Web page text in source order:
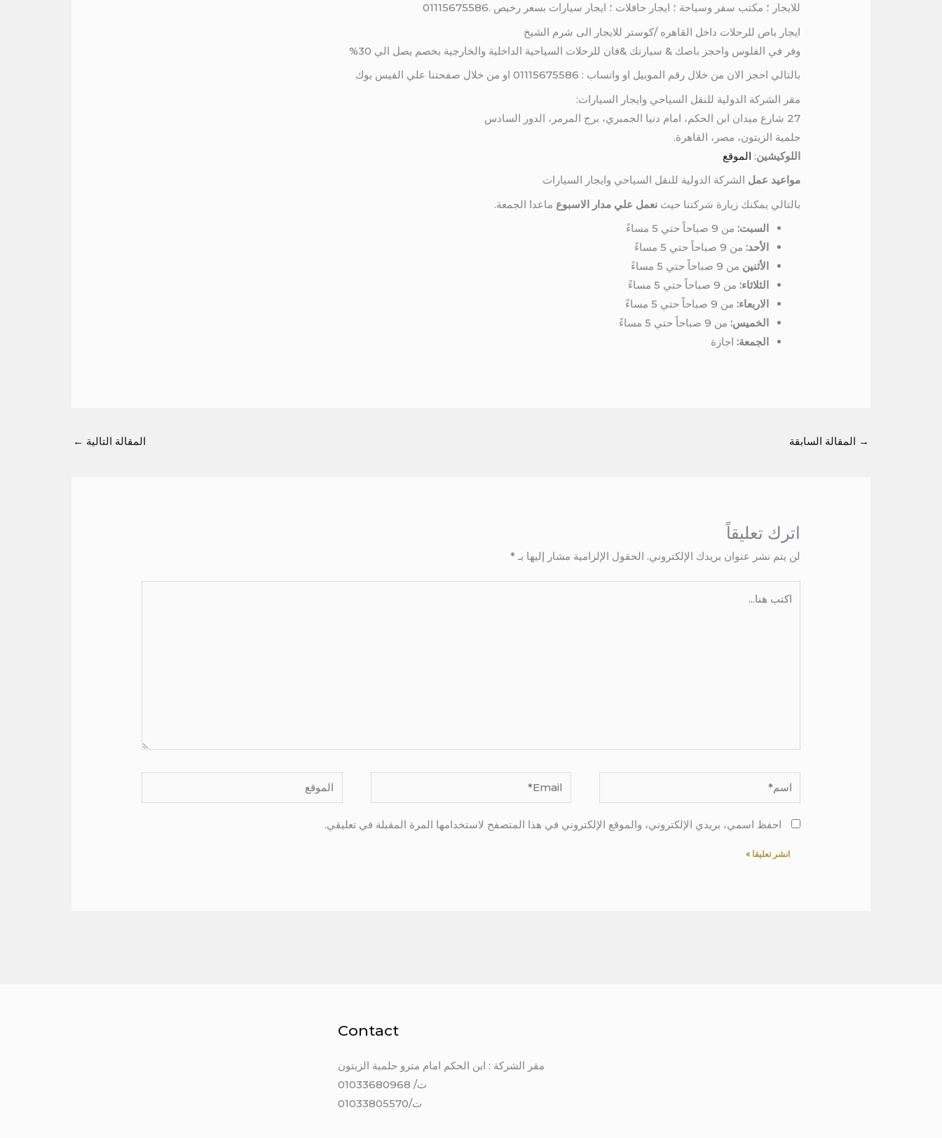
للايجار ؛ مكتب سفر وسياحة ؛ ايجار حافلات ؛ ايجار سيارات بسعر رخيص .01115675586
ايجار باص للرحلات داخل القاهره /كوستر للايجار الى شرم الشيخ
وفر في الفلوس واحجز باصك & سيارتك &فان للرحلات السياحية الداخلية والخارجية بخصم يصل الي 30%
بالتالي احجز الان من خلال رقم الموبيل او واتساب : 01115675586 او من خلال صفحتنا علي الفيس بوك
مقر الشركة الدولية للنقل السياحي وايجار السيارات:
27 شارع ميدان ابن الحكم، امام دنيا الجمبري، برج المرمر، الدور السادس
حلمية الزيتون، مصر، القاهرة.
اللوكيشين: الموقع
مواعيد عمل الشركة الدولية للنقل السياحي وايجار السيارات
بالتالي يمكنك زيارة شركتنا حيثنعمل علي مدار الاسبوع ماعدا الجمعة.
السبت: من 9 صباحاً حتي 5 مساءً
الأحد: من 9 صباحاً حتي 5 مساءً
الأثنين من 9 صباحاً حتي 5 مساءً
الثلاثاء: من 9 صباحاً حتي 5 مساءً
الاربعاء: من 9 صباحاً حتي 5 مساءً
الخميس: من 9 صباحاً حتي 5 مساءً
الجمعة: اجازة
→ المقالة السابقة المقالة التالية ←
اترك تعليقاً
لن يتم نشر عنوان بريدك الإلكتروني. الحقول الإلزامية مشار إليها بـ*
اسم* Email* الموقع
احفظ اسمي، بريدي الإلكتروني، والموقع الإلكتروني في هذا المتصفح لاستخدامها المرة المقبلة في تعليقي.
Contact
مقر الشركة : ابن الحكم امام مترو حلمية الزيتون
ت/ 01033680968
ت/01033805570